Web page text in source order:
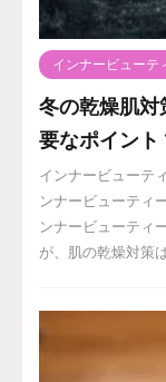
インナービューテ
冬の乾燥肌対
要なポイント
インナービューテ
ンナービューティ
ンナービューティ
が、肌の乾燥対策